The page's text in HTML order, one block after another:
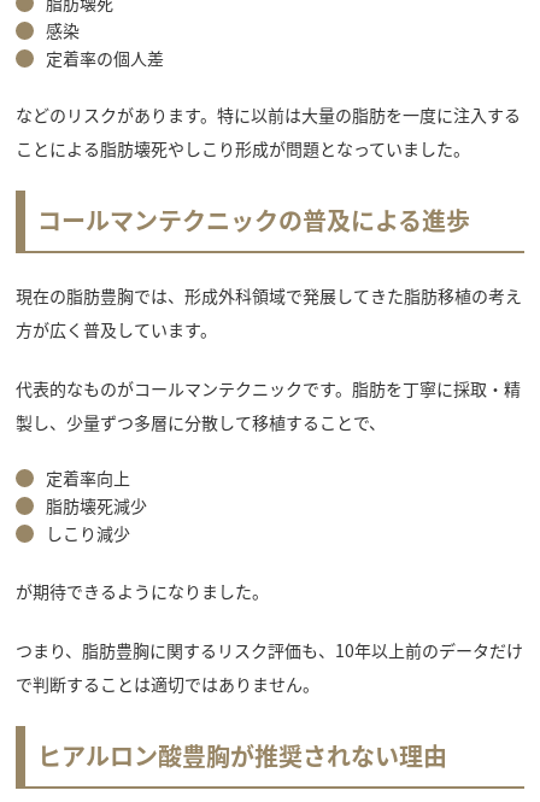
感染
定着率の個人差
などのリスクがあります。特に以前は大量の脂肪を一度に注入する
ことによる脂肪壊死やしこり形成が問題となっていました。
コールマンテクニックの普及による進歩
現在の脂肪豊胸では、形成外科領域で発展してきた脂肪移植の考え
方が広く普及しています。
代表的なものがコールマンテクニックです。脂肪を丁寧に採取・精
製し、少量ずつ多層に分散して移植することで、
定着率向上
脂肪壊死減少
しこり減少
が期待できるようになりました。
つまり、脂肪豊胸に関するリスク評価も、10年以上前のデータだけ
で判断することは適切ではありません。
ヒアルロン酸豊胸が推奨されない理由